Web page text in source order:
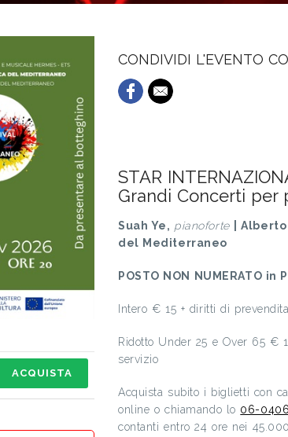
ACQUISTA
CONDIVIDI L'EVENTO
STAR
Grandi Concerti per
Suah Ye, pianoforte |
del Mediterraneo
POSTO NON NUMERATO in
Intero € 15 + diritti di
Ridotto Under 25 e Over 65 €
servizio
Acquista subito i biglietti con
online o chiamando lo 06-
contanti entro 24 ore nei